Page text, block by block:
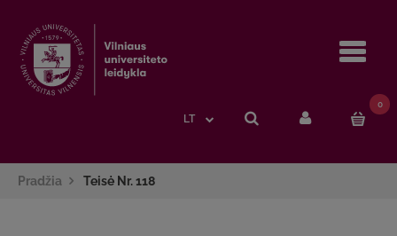
LT
0
Pradžia Teisė Nr. 118